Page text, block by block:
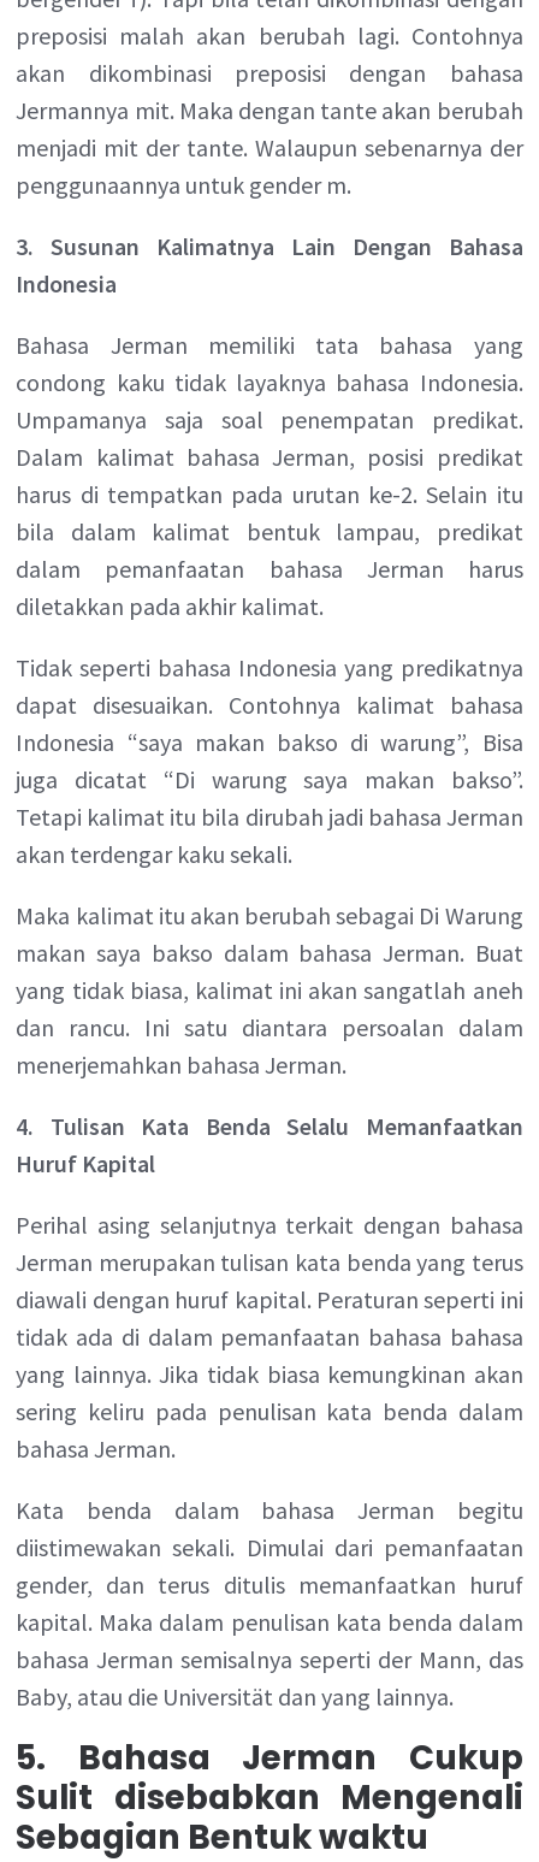
preposisi malah akan berubah lagi. Contohnya
akan dikombinasi preposisi dengan bahasa
Jermannya mit. Maka dengan tante akan berubah
menjadi mit der tante. Walaupun sebenarnya der
penggunaannya untuk gender m.
3. Susunan Kalimatnya Lain Dengan Bahasa
Indonesia
Bahasa Jerman memiliki tata bahasa yang
condong kaku tidak layaknya bahasa Indonesia.
Umpamanya saja soal penempatan predikat.
Dalam kalimat bahasa Jerman, posisi predikat
harus di tempatkan pada urutan ke-2. Selain itu
bila dalam kalimat bentuk lampau, predikat
dalam pemanfaatan bahasa Jerman harus
diletakkan pada akhir kalimat.
Tidak seperti bahasa Indonesia yang predikatnya
dapat disesuaikan. Contohnya kalimat bahasa
Indonesia “saya makan bakso di warung”, Bisa
juga dicatat “Di warung saya makan bakso”.
Tetapi kalimat itu bila dirubah jadi bahasa Jerman
akan terdengar kaku sekali.
Maka kalimat itu akan berubah sebagai Di Warung
makan saya bakso dalam bahasa Jerman. Buat
yang tidak biasa, kalimat ini akan sangatlah aneh
dan rancu. Ini satu diantara persoalan dalam
menerjemahkan bahasa Jerman.
4. Tulisan Kata Benda Selalu Memanfaatkan
Huruf Kapital
Perihal asing selanjutnya terkait dengan bahasa
Jerman merupakan tulisan kata benda yang terus
diawali dengan huruf kapital. Peraturan seperti ini
tidak ada di dalam pemanfaatan bahasa bahasa
yang lainnya. Jika tidak biasa kemungkinan akan
sering keliru pada penulisan kata benda dalam
bahasa Jerman.
Kata benda dalam bahasa Jerman begitu
diistimewakan sekali. Dimulai dari pemanfaatan
gender, dan terus ditulis memanfaatkan huruf
kapital. Maka dalam penulisan kata benda dalam
bahasa Jerman semisalnya seperti der Mann, das
Baby, atau die Universität dan yang lainnya.
5. Bahasa Jerman Cukup
Sulit disebabkan Mengenali
Sebagian Bentuk waktu